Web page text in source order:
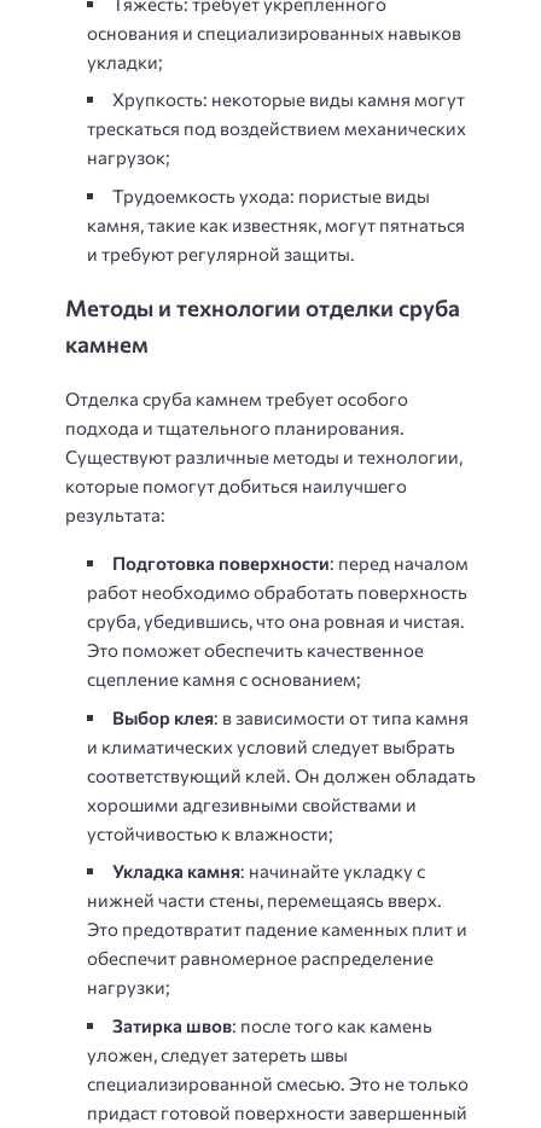
основания и специализированных навыков
укладки;
Хрупкость: некоторые виды камня могут
трескаться под воздействием механических
нагрузок;
Трудоемкость ухода: пористые виды
камня, такие как известняк, могут пятнаться
и требуют регулярной защиты.
Методы и технологии отделки сруба
камнем
Отделка сруба камнем требует особого
подхода и тщательного планирования.
Существуют различные методы и технологии,
которые помогут добиться наилучшего
результата:
Подготовка поверхности: перед началом
работ необходимо обработать поверхность
сруба, убедившись, что она ровная и чистая.
Это поможет обеспечить качественное
сцепление камня с основанием;
Выбор клея: в зависимости от типа камня
и климатических условий следует выбрать
соответствующий клей. Он должен обладать
хорошими адгезивными свойствами и
устойчивостью к влажности;
Укладка камня: начинайте укладку с
нижней части стены, перемещаясь вверх.
Это предотвратит падение каменных плит и
обеспечит равномерное распределение
нагрузки;
Затирка швов: после того как камень
уложен, следует затереть швы
специализированной смесью. Это не только
придаст готовой поверхности завершенный